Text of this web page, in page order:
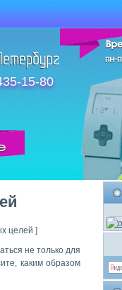
15-80
целей ]
не только для
каким образом